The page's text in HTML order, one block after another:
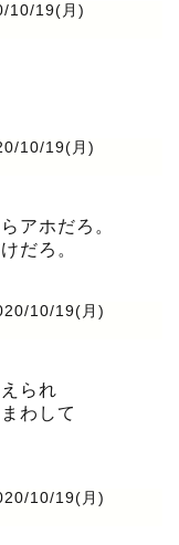
10/19(月)
10/19(月)
アホだろ。
だろ。
10/19(月)
られ
わして
10/19(月)